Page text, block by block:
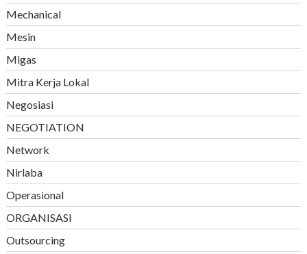
Mechanical
Mesin
Migas
Mitra Kerja Lokal
Negosiasi
NEGOTIATION
Network
Nirlaba
Operasional
ORGANISASI
Outsourcing